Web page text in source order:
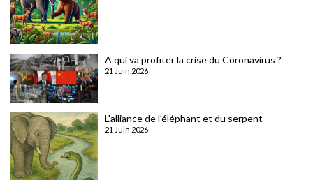
A qui va profiter la crise du Coronavirus ?
21 Juin 2026
L'alliance de l'éléphant et du serpent
21 Juin 2026